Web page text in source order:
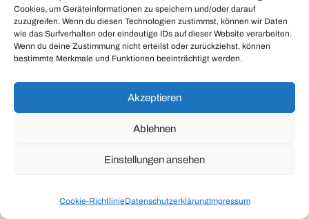
Cookies, um Geräteinformationen zu speichern und/oder darauf
zuzugreifen. Wenn du diesen Technologien zustimmst, können wir Daten
wie das Surfverhalten oder eindeutige IDs auf dieser Website verarbeiten.
Wenn du deine Zustimmung nicht erteilst oder zurückziehst, können
bestimmte Merkmale und Funktionen beeinträchtigt werden.
Akzeptieren
Ablehnen
Einstellungen ansehen
Cookie-RichtlinieDatenschutzerklärungImpressum